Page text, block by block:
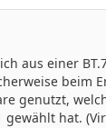
aus einer
beim
genutzt,
gewählt hat.